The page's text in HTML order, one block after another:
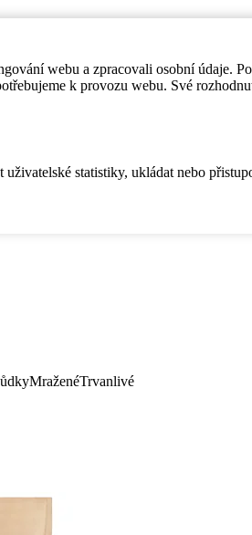
webu a zpracovali osobní údaje.
k provozu webu. Své
statistiky, ukládat nebo
MraženéTrvanlivé